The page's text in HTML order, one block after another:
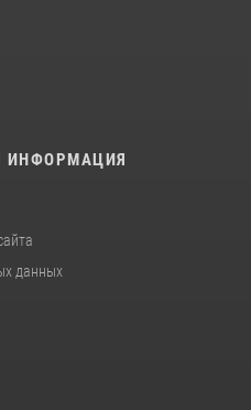
ИНФОРМАЦИЯ
данных